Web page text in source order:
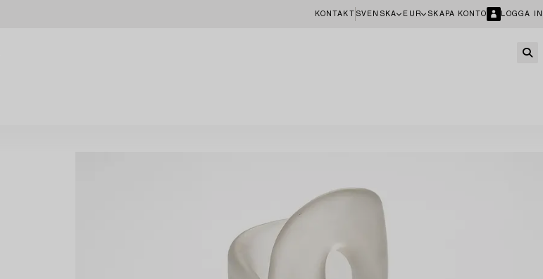
KONTAKT SVENSKA EUR SKAPA KONTO LOGGA IN